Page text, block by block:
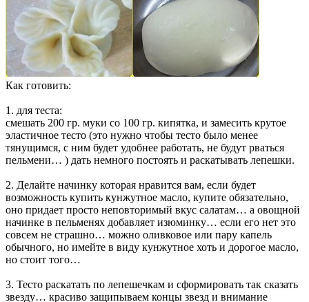
Как готовить:
1. для теста:
смешать 200 гр. муки со 100 гр. кипятка, и замесить крутое
эластичное тесто (это нужно чтобы тесто было менее
тянущимся, с ним будет удобнее работать, не будут рваться
пельмени… ) дать немного постоять и раскатывать лепешки.
2. Делайте начинку которая нравится вам, если будет
возможность купить кунжутное масло, купите обязательно,
оно придает просто неповторимый вкус салатам… а овощной
начинке в пельменях добавляет изюминку… если его нет это
совсем не страшно… можно оливковое или пару капель
обычного, но имейте в виду кунжутное хоть и дорогое масло,
но стоит того…
3. Тесто раскатать по лепешечкам и сформировать так сказать
звезду… красиво защипываем концы звезд и внимание